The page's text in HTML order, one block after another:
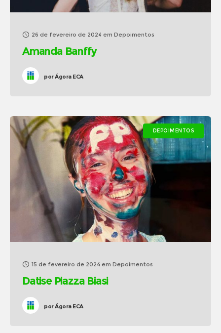
26 de fevereiro de 2024 em Depoimentos
Amanda Banffy
porÁgora ECA
DEPOIMENTOS
15 de fevereiro de 2024 em Depoimentos
Datise Piazza Biasi
porÁgora ECA